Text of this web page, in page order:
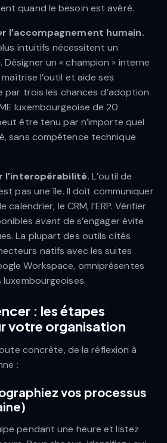
quand le besoin est avéré.
l’accompagnement humain.
intuitifs nécessitent un
Désigner un « champion » interne
l’outil et aide ses
par trois les chances d’adoption
luxembourgeoise de 20
être tenu par n’importe quel
sans compétence technique
l’interopérabilité. L’outil de
pas une île. Il doit communiquer
calendrier, le CRM, l’ERP. Vérifier
avantde s’engager évite
La plupart des outils cités
natifs avec les suites
Workspace, omniprésentes
: les étapes
votre organisation
concrète, de la réflexion à
:
vos processus
pendant une heure et listez